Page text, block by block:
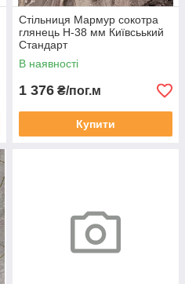
Стільниця Мармур сокотра
глянець Н-38 мм Київсьький
Стандарт
В наявності
1 376 ₴/пог.м
Купити